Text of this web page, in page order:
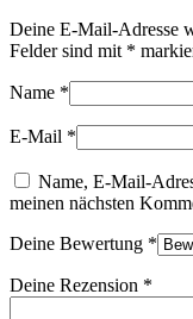
Deine E-Mail-Adresse
Felder sind mit *
Name *
E-Mail *
Name, E-Mail-
meinen nächsten
Deine Bewertung *
Deine Rezension *